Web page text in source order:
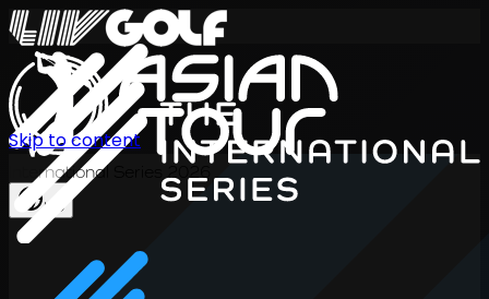
International Series 2026
KO
Skip to content